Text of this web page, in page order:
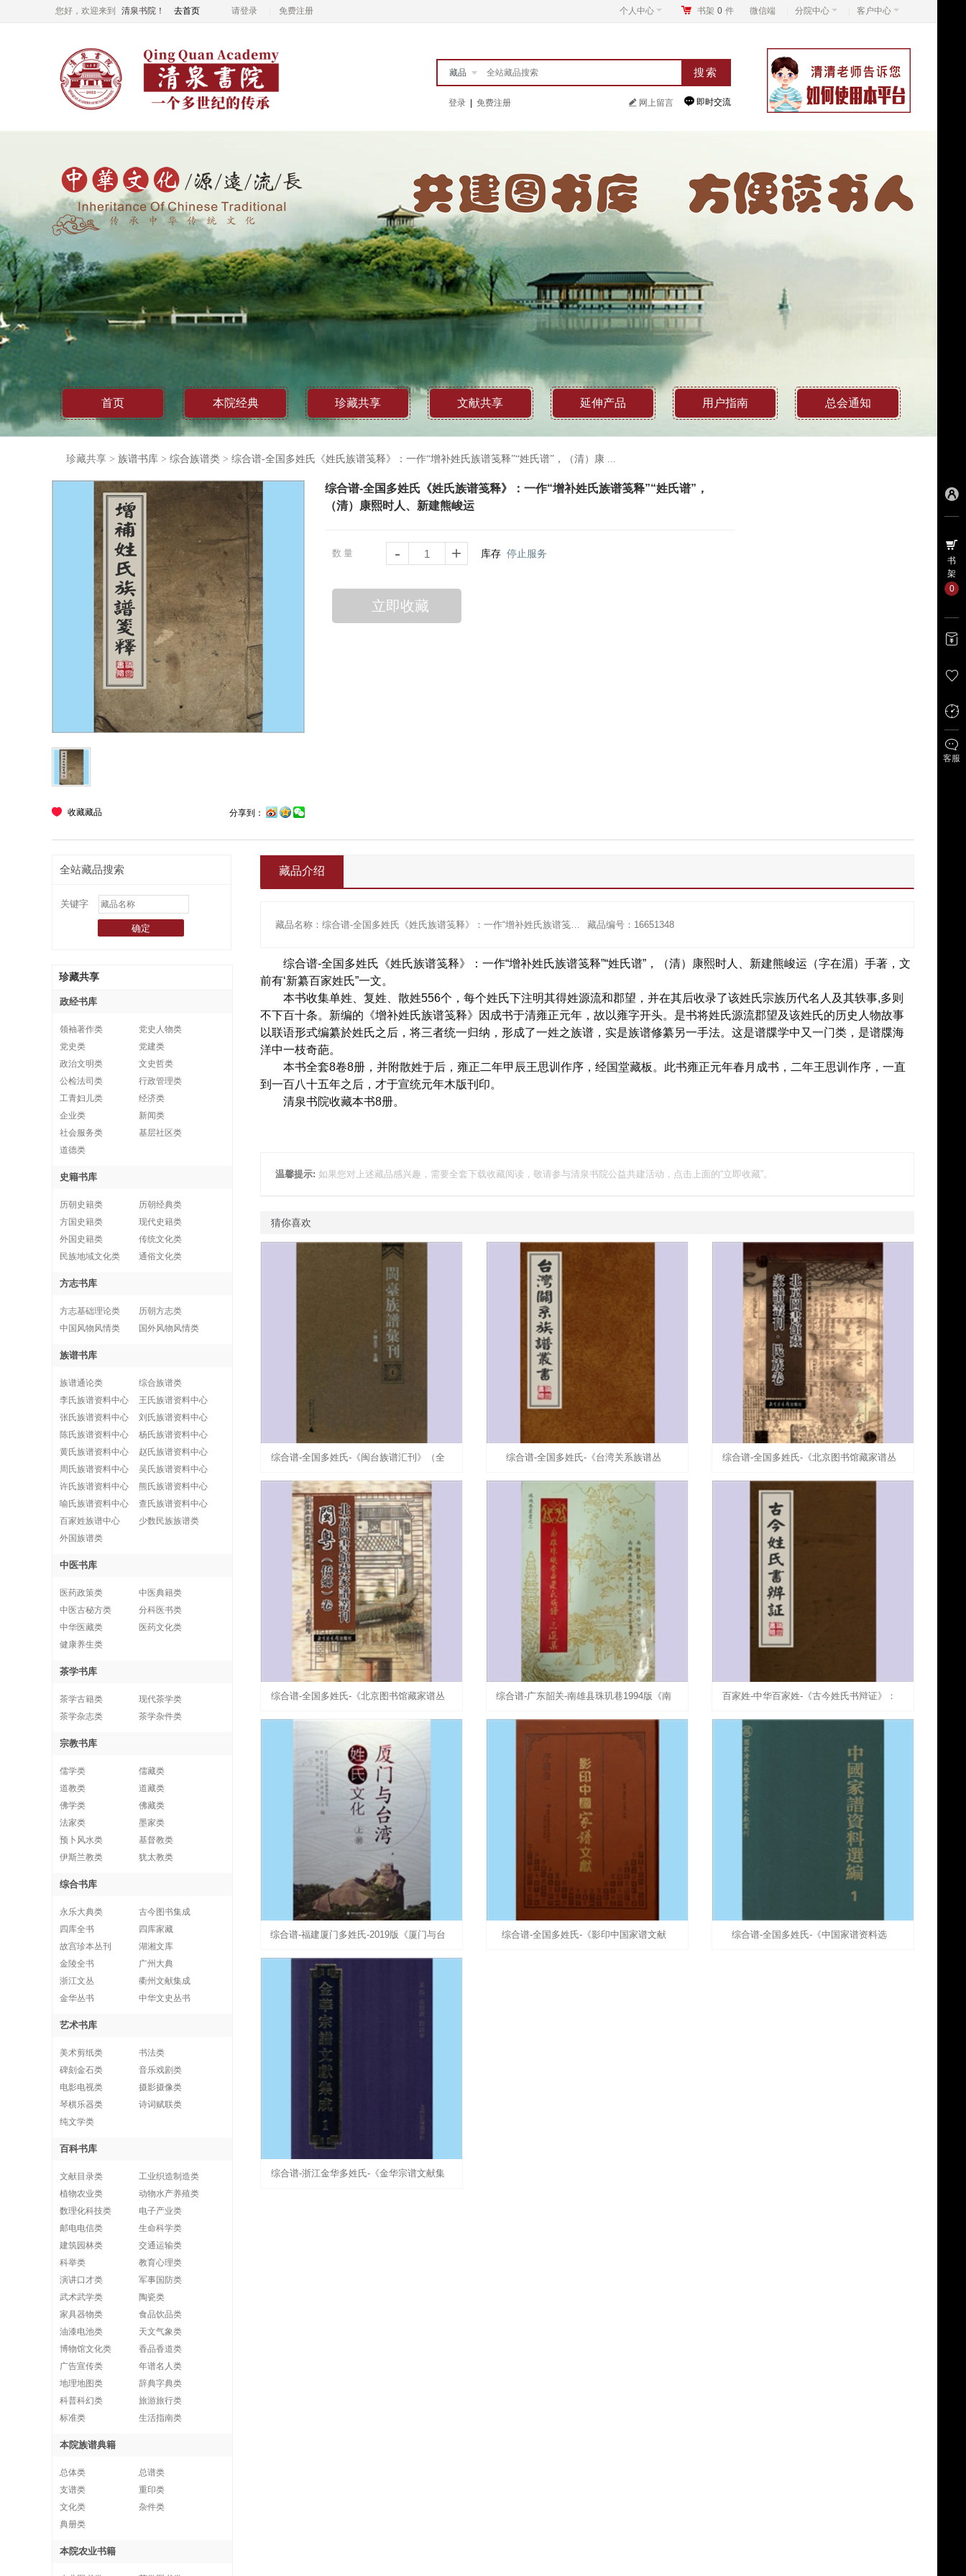
您好，欢迎来到 清泉书院！ 去首页 请登录 免费注册 个人中心 书架 0 件 微信端 分院中心 客户中心
藏品
登录 免费注册  即时交流
 网上留言
首页 本院经典 珍藏共享 文献共享 延伸产品 用户指南 总会通知
书
架
0
客服
珍藏共享 > 族谱书库 > 综合族谱类 > 综合谱-全国多姓氏《姓氏族谱笺释》：一作“增补姓氏族谱笺释”“姓氏谱”，（清）康 ...
综合谱-全国多姓氏《姓氏族谱笺释》：一作“增补姓氏族谱笺释”“姓氏谱”，
（清）康熙时人、新建熊峻运
数量 - + 库存 停止服务
立即收藏
收藏藏品 分享到：
藏品介绍
藏品名称：综合谱-全国多姓氏《姓氏族谱笺释》：一作“增补姓氏族谱笺释”“姓氏谱”，（清）康熙时人、新建熊峻运 藏品编号：16651348
综合谱-全国多姓氏《姓氏族谱笺释》：一作“增补姓氏族谱笺释”“姓氏谱”，（清）康熙时人、新建熊峻运（字在湄）手著，文
前有‘新纂百家姓氏”一文。
本书收集单姓、复姓、散姓556个，每个姓氏下注明其得姓源流和郡望，并在其后收录了该姓氏宗族历代名人及其轶事,多则
不下百十条。新编的《增补姓氏族谱笺释》因成书于清雍正元年，故以雍字开头。是书将姓氏源流郡望及该姓氏的历史人物故事
以联语形式编纂於姓氏之后，将三者统一归纳，形成了一姓之族谱，实是族谱修纂另一手法。这是谱牒学中又一门类，是谱牒海
洋中一枝奇葩。
本书全套8卷8册，并附散姓于后，雍正二年甲辰王思训作序，经国堂藏板。此书雍正元年春月成书，二年王思训作序，一直
到一百八十五年之后，才于宣统元年木版刊印。
清泉书院收藏本书8册。
温馨提示: 如果您对上述藏品感兴趣，需要全套下载收藏阅读，敬请参与清泉书院公益共建活动，点击上面的“立即收藏”。
猜你喜欢
综合谱-全国多姓氏-《闽台族谱汇刊》（全
50册）：韦忠慈顾问；陈支平主编；林江玲
副主编；王连茂，叶
综合谱-全国多姓氏-《台湾关系族谱丛
书》：台湾文献类编，高志彬主编，共12辑
60册，含高、林、王、张、许
综合谱-全国多姓氏-《北京图书馆藏家谱丛
版社2003年2月第1版
综合谱-全国多姓氏-《北京图书馆藏家谱丛
徐蜀主编，北京图书
综合谱-广东韶关-南雄县珠玑巷1994版《南
资料，珠玑巷丛书之二
百家姓-中华百家姓-《古今姓氏书辩证》：
40卷，邓名世撰，其子椿裒次之。此书搜集
宋及宋以前历代姓氏文
综合谱-福建厦门多姓氏-2019版《厦门与台
湾姓氏文化》（上、下册）：厦门市人民政
府台港澳事务办公室、厦
综合谱-全国多姓氏-《影印中国家谱文献 综合谱-全国多姓氏-《中国家谱资料选
综合谱-浙江金华多姓氏-《金华宗谱文献集
全站藏品搜索
关键字
珍藏共享
政经书库
领袖著作类
党史人物类
党史类
党建类
政治文明类
文史哲类
公检法司类
行政管理类
工青妇儿类
经济类
企业类
新闻类
社会服务类
基层社区类
道德类
史籍书库
历朝史籍类
历朝经典类
方国史籍类
现代史籍类
外国史籍类
传统文化类
民族地域文化类
通俗文化类
方志书库
方志基础理论类
历朝方志类
中国风物风情类
国外风物风情类
族谱书库
族谱通论类
综合族谱类
李氏族谱资料中心
王氏族谱资料中心
张氏族谱资料中心
刘氏族谱资料中心
陈氏族谱资料中心
杨氏族谱资料中心
黄氏族谱资料中心
赵氏族谱资料中心
周氏族谱资料中心
吴氏族谱资料中心
许氏族谱资料中心
熊氏族谱资料中心
喻氏族谱资料中心
查氏族谱资料中心
百家姓族谱中心
少数民族族谱类
外国族谱类
中医书库
医药政策类
中医典籍类
中医古秘方类
分科医书类
中华医藏类
医药文化类
健康养生类
茶学书库
茶学古籍类
现代茶学类
茶学杂志类
茶学杂件类
宗教书库
儒学类
儒藏类
道教类
道藏类
佛学类
佛藏类
法家类
墨家类
预卜风水类
基督教类
伊斯兰教类
犹太教类
综合书库
永乐大典类
古今图书集成
四库全书
四库家藏
故宫珍本丛刊
湖湘文库
金陵全书
广州大典
浙江文丛
衢州文献集成
金华丛书
中华文史丛书
艺术书库
美术剪纸类
书法类
碑刻金石类
音乐戏剧类
电影电视类
摄影摄像类
琴棋乐器类
诗词赋联类
纯文学类
百科书库
文献目录类
工业织造制造类
植物农业类
动物水产养殖类
数理化科技类
电子产业类
邮电电信类
生命科学类
建筑园林类
交通运输类
科举类
教育心理类
演讲口才类
军事国防类
武术武学类
陶瓷类
家具器物类
食品饮品类
油漆电池类
天文气象类
博物馆文化类
香品香道类
广告宣传类
年谱名人类
地理地图类
辞典字典类
科普科幻类
旅游旅行类
标准类
生活指南类
本院族谱典籍
总体类
总谱类
支谱类
重印类
文化类
杂件类
典册类
本院农业书籍